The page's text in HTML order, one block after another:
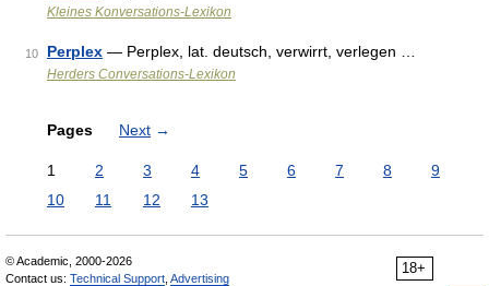
Kleines Konversations-Lexikon
10 Perplex — Perplex, lat. deutsch, verwirrt, verlegen …
Herders Conversations-Lexikon
Pages Next →
1 2 3 4 5 6 7 8
9
10
11 12 13
18+
© Academic, 2000-2026
Contact us: Technical Support Advertising